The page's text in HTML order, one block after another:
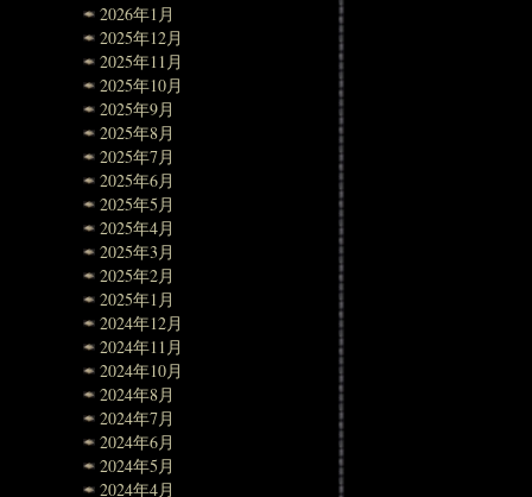
2026年1月
2025年12月
2025年11月
2025年10月
2025年9月
2025年8月
2025年7月
2025年6月
2025年5月
2025年4月
2025年3月
2025年2月
2025年1月
2024年12月
2024年11月
2024年10月
2024年8月
2024年7月
2024年6月
2024年5月
2024年4月